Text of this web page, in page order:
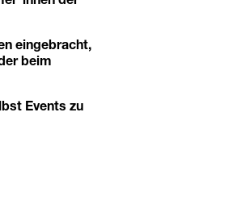
eingebracht,
beim
Events zu